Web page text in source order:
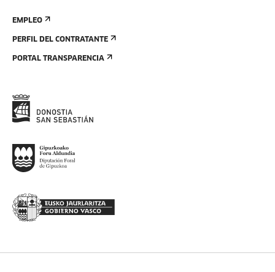
EMPLEO
PERFIL DEL CONTRATANTE
PORTAL TRANSPARENCIA